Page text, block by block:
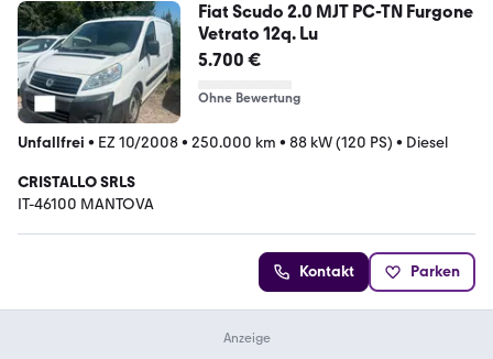
Fiat Scudo 2.0 MJT PC-TN Furgone
Vetrato 12q. Lu
5.700 €
Ohne Bewertung
Unfallfrei • EZ 10/2008• 250.000 km • 88 kW (120 PS) • Diesel
CRISTALLO SRLS
IT-46100 MANTOVA
Kontakt Parken